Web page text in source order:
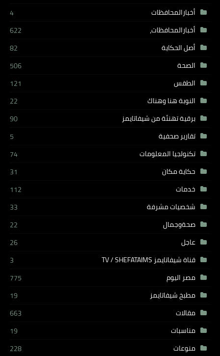
أخبارالمحافظات
4
أخبارالمحافظات،
622
أصل الحكاية
82
الصحة
506
الطقس
121
النوبة هنا وهناك
22
برقية تهنئة من شيفاتايمز
90
تقارير صحفية
5
تكنولجيا المعلومات
74
حكاية مكان
31
خدمات
112
شخصيات مشرفة
33
صحةوجمال
22
عاجل
26
قناة شيفاتايمز TV / SHEFATAIMS
3
مصر اليوم
775
مطبخ شيفاتايمز
19
مقالات
663
مناسبات
19
منوعات
228